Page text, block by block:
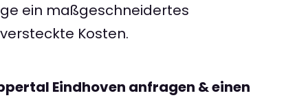
ein maßgeschneidertes
Kosten.
Eindhoven anfragen & einen